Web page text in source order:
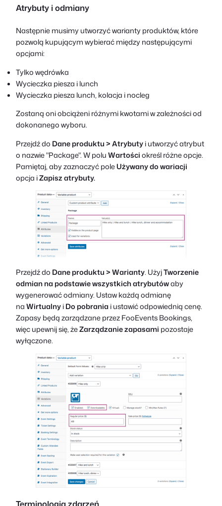
Atrybuty i odmiany
Następnie musimy utworzyć warianty produktów, które
pozwolą kupującym wybierać między następującymi
opcjami:
Tylko wędrówka
Wycieczka piesza i lunch
Wycieczka piesza lunch, kolacja i nocleg
Zostaną oni obciążeni różnymi kwotami w zależności od
dokonanego wyboru.
Przejdź do Dane produktu > Atrybutyi utworzyć atrybut
o nazwie "Package". W poluWartościokreśl różne opcje.
Pamiętaj, aby zaznaczyć poleUżywany do wariacji
opcja iZapisz atrybuty.
Przejdź do Dane produktu > Warianty. UżyjTworzenie
odmian na podstawie wszystkich atrybutówaby
wygenerować odmiany. Ustaw każdą odmianę
naWirtualnyiDo pobraniai ustawić odpowiednią cenę.
Zapasy będą zarządzane przez FooEvents Bookings,
więc upewnij się, żeZarządzanie zapasami pozostaje
wyłączone.